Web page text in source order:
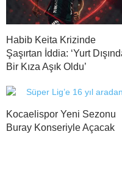
Habib Keita Krizinde
Şaşırtan İddia: ‘Yurt
Bir Kıza Aşık Oldu’
Kocaelispor Yeni Sezonu
Buray Konseriyle Açacak